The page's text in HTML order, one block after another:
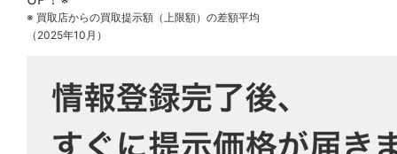
※ 買取店からの買取提示額（上限額）の差額平均
（2025年10月）